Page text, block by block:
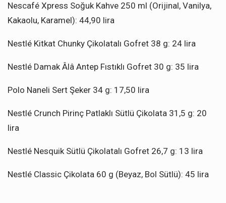
Nescafé Xpress Soğuk Kahve 250 ml (Orijinal, Vanilya,
Kakaolu, Karamel): 44,90 lira
Nestlé Kitkat Chunky Çikolatalı Gofret 38 g: 24 lira
Nestlé Damak Âlâ Antep Fıstıklı Gofret 30 g: 35 lira
Polo Naneli Sert Şeker 34 g: 17,50 lira
Nestlé Crunch Pirinç Patlaklı Sütlü Çikolata 31,5 g: 20
lira
Nestlé Nesquik Sütlü Çikolatalı Gofret 26,7 g: 13 lira
Nestlé Classic Çikolata 60 g (Beyaz, Bol Sütlü): 45 lira